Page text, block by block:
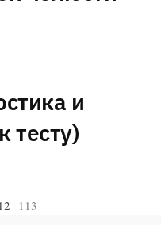
и
тесту)
113